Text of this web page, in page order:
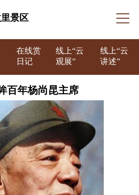
景区
在线赏
日记
线上“云
观展”
线上“云
讲述”
百年杨尚昆主席